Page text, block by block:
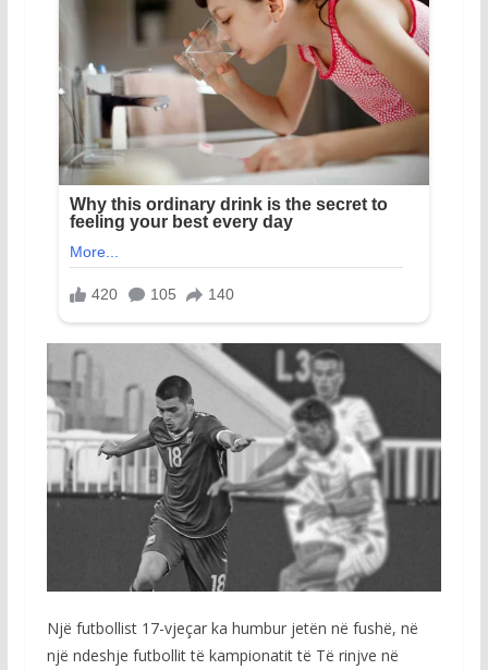
Një futbollist 17-vjeçar ka humbur jetën në fushë, në
një ndeshje futbollit të kampionatit të Të rinjve në